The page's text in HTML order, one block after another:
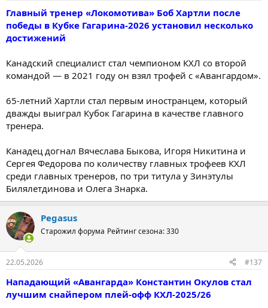
Главный тренер «Локомотива» Боб Хартли после
победы в Кубке Гагарина-2026 установил несколько
достижений
Канадский специалист стал чемпионом КХЛ со второй
командой — в 2021 году он взял трофей с «Авангардом».
65-летний Хартли стал первым иностранцем, который
дважды выиграл Кубок Гагарина в качестве главного
тренера.
Канадец догнал Вячеслава Быкова, Игоря Никитина и
Сергея Федорова по количеству главных трофеев КХЛ
среди главных тренеров, по три титула у Зинэтулы
Билялетдинова и Олега Знарка.
Pegasus
Старожил форума Рейтинг сезона: 330
22.05.2026 #137
Нападающий «Авангарда» Константин Окулов стал
лучшим снайпером плей-офф КХЛ-2025/26